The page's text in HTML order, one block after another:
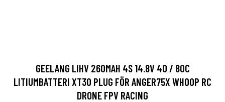
GEELANG LIHV 260MAH 4S 14.8V 40 / 80C
LITIUMBATTERI XT30 PLUG FÖR ANGER75X WHOOP RC
DRONE FPV RACING